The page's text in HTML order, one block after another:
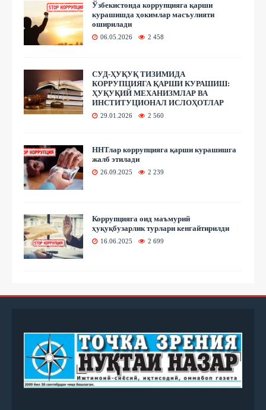
Ўзбекистонда коррупцияга қарши
курашишда ҳокимлар масъулияти
оширилади
06.05.2026 2 458
СУД-ҲУҚУҚ ТИЗИМИДА
КОРРУПЦИЯГА ҚАРШИ КУРАШИШ:
ҲУҚУҚИЙ МЕХАНИЗМЛАР ВА
ИНСТИТУЦИОНАЛ ИСЛОҲОТЛАР
29.01.2026 2 560
ННТлар коррупцияга қарши курашишга
жалб этилади
26.09.2025 2 239
Коррупцияга оид маъмурий
ҳуқуқбузарлик турлари кенгайтирилди
16.06.2025 2 699